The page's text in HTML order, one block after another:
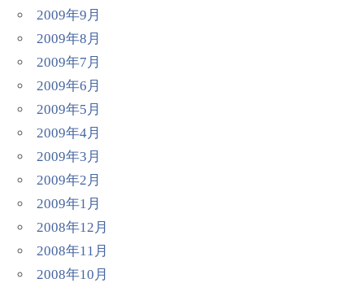
2009年9月
2009年8月
2009年7月
2009年6月
2009年5月
2009年4月
2009年3月
2009年2月
2009年1月
2008年12月
2008年11月
2008年10月